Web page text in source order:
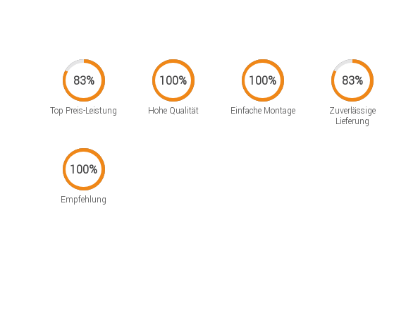
Top Preis-Leistung Hohe Qualität Einfache Montage
Zuverlässige
Lieferung
Empfehlung